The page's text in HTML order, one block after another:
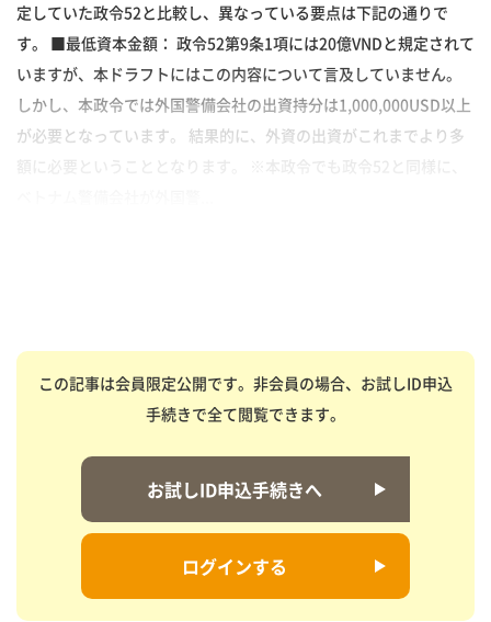
定していた政令52と比較し、異なっている要点は下記の通りで
す。 ■最低資本金額： 政令52第9条1項には20億VNDと規定されて
いますが、本ドラフトにはこの内容について言及していません。
しかし、本政令では外国警備会社の出資持分は1,000,000USD以上
が必要となっています。 結果的に、外資の出資がこれまでより多
この記事は会員限定公開です。非会員の場合、お試しID申込
手続きで全て閲覧できます。
お試しID申込手続きへ
ログインする